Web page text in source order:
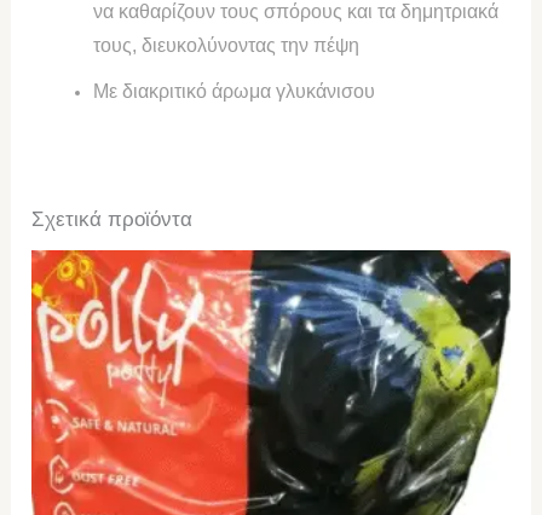
να καθαρίζουν τους σπόρους και τα δημητριακά
τους, διευκολύνοντας την πέψη
Με διακριτικό άρωμα γλυκάνισου
Σχετικά προϊόντα